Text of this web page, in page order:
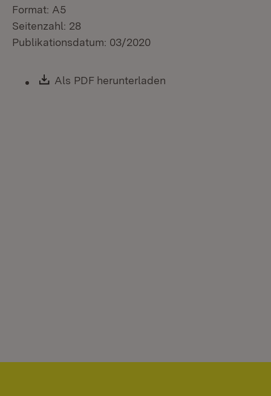
Format: A5
Seitenzahl: 28
Publikationsdatum: 03/2020
Download:
Als PDF herunterladen